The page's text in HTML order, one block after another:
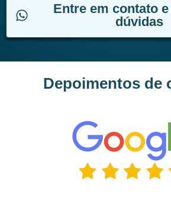
Entre em contato
dúvidas
Depoimentos de